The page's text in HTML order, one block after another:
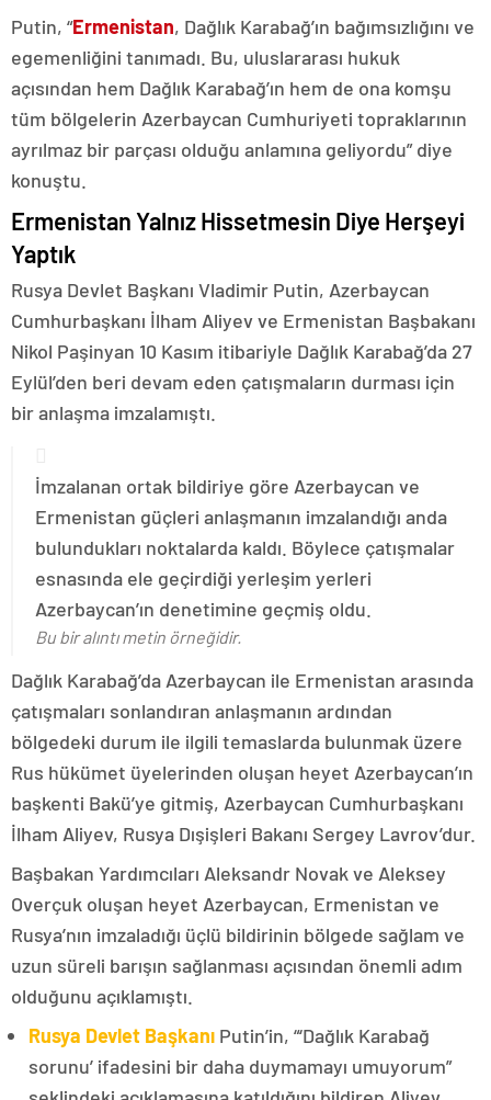
Putin, “Ermenistan, Dağlık Karabağ’ın bağımsızlığını ve
egemenliğini tanımadı. Bu, uluslararası hukuk
açısından hem Dağlık Karabağ’ın hem de ona komşu
tüm bölgelerin Azerbaycan Cumhuriyeti topraklarının
ayrılmaz bir parçası olduğu anlamına geliyordu” diye
konuştu.
Ermenistan Yalnız Hissetmesin Diye Herşeyi
Yaptık
Rusya Devlet Başkanı Vladimir Putin, Azerbaycan
Cumhurbaşkanı İlham Aliyev ve Ermenistan Başbakanı
Nikol Paşinyan 10 Kasım itibariyle Dağlık Karabağ’da 27
Eylül’den beri devam eden çatışmaların durması için
bir anlaşma imzalamıştı.
İmzalanan ortak bildiriye göre Azerbaycan ve
Ermenistan güçleri anlaşmanın imzalandığı anda
bulundukları noktalarda kaldı. Böylece çatışmalar
esnasında ele geçirdiği yerleşim yerleri
Azerbaycan’ın denetimine geçmiş oldu.
Bu bir alıntı metin örneğidir.
Dağlık Karabağ’da Azerbaycan ile Ermenistan arasında
çatışmaları sonlandıran anlaşmanın ardından
bölgedeki durum ile ilgili temaslarda bulunmak üzere
Rus hükümet üyelerinden oluşan heyet Azerbaycan’ın
başkenti Bakü’ye gitmiş, Azerbaycan Cumhurbaşkanı
İlham Aliyev, Rusya Dışişleri Bakanı Sergey Lavrov’dur.
Başbakan Yardımcıları Aleksandr Novak ve Aleksey
Overçuk oluşan heyet Azerbaycan, Ermenistan ve
Rusya’nın imzaladığı üçlü bildirinin bölgede sağlam ve
uzun süreli barışın sağlanması açısından önemli adım
olduğunu açıklamıştı.
Rusya Devlet Başkanı Putin’in, “‘Dağlık Karabağ
sorunu’ ifadesini bir daha duymamayı umuyorum”